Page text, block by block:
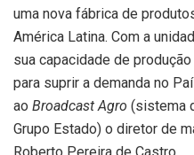
uma nova fábrica de
América Latina. Com a
sua capacidade de
para suprir a demanda no
ao Broadcast Agro (sistema
Grupo Estado) o diretor de